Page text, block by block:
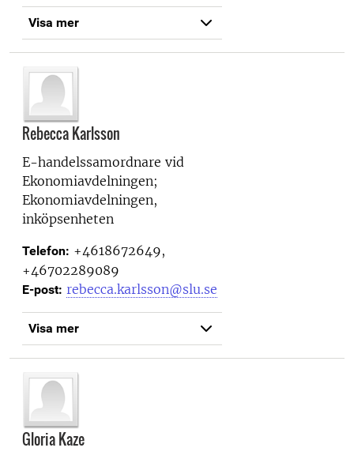
Visa mer
Rebecca Karlsson
E-handelssamordnare vid
Ekonomiavdelningen;
Ekonomiavdelningen,
inköpsenheten
Telefon: +4618672649,
+46702289089
E-post: rebecca.karlsson@slu.se
Visa mer
Gloria Kaze